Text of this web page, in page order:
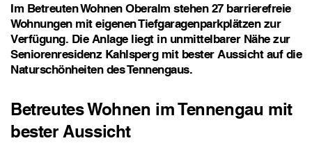
Im Betreuten Wohnen Oberalm stehen 27 barrierefreie
Wohnungen mit eigenen Tiefgaragenparkplätzen zur
Verfügung. Die Anlage liegt in unmittelbarer Nähe zur
Seniorenresidenz Kahlsperg mit bester Aussicht auf die
Naturschönheiten des Tennengaus.
Betreutes Wohnen im Tennengau mit
bester Aussicht